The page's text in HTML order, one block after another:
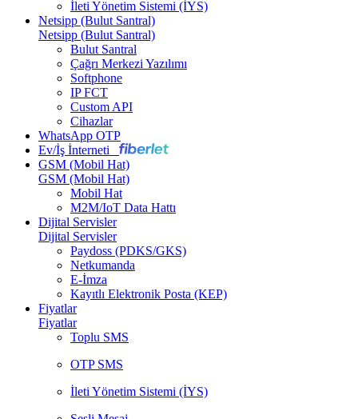
İleti Yönetim Sistemi (İYS)
Netsipp (Bulut Santral)
Netsipp (Bulut Santral)
Bulut Santral
Çağrı Merkezi Yazılımı
Softphone
IP FCT
Custom API
Cihazlar
WhatsApp OTP
Ev/İş İnterneti
GSM (Mobil Hat)
GSM (Mobil Hat)
Mobil Hat
M2M/IoT Data Hattı
Dijital Servisler
Dijital Servisler
Paydoss (PDKS/GKS)
Netkumanda
E-İmza
Kayıtlı Elektronik Posta (KEP)
Fiyatlar
Fiyatlar
Toplu SMS
OTP SMS
İleti Yönetim Sistemi (İYS)